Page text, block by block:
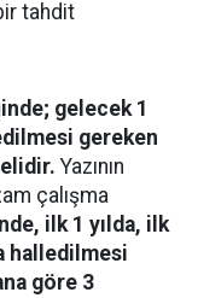
tahdit
gelecek 1
gereken
Yazının
çalışma
ilk 1 yılda, ilk
halledilmesi
göre 3